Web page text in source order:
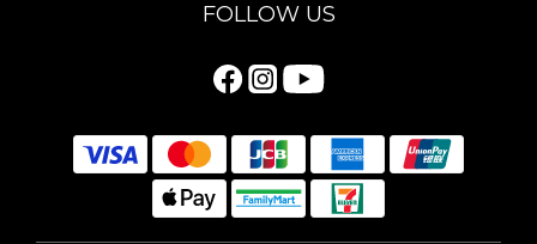
FOLLOW US